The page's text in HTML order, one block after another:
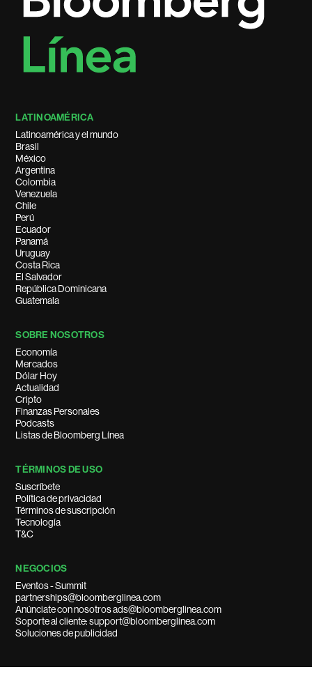
LATINOAMÉRICA
Latinoamérica y el mundo
Brasil
México
Argentina
Colombia
Venezuela
Chile
Perú
Ecuador
Panamá
Uruguay
Costa Rica
El Salvador
República Dominicana
Guatemala
SOBRE NOSOTROS
Economía
Mercados
Dólar Hoy
Actualidad
Cripto
Finanzas Personales
Podcasts
Listas de Bloomberg Línea
TÉRMINOS DE USO
Suscríbete
Política de privacidad
Términos de suscripción
Tecnología
T&C
NEGOCIOS
Eventos - Summit
partnerships@bloomberglinea.com
Anúnciate con nosotros ads@bloomberglinea.com
Soporte al cliente: support@bloomberglinea.com
Soluciones de publicidad